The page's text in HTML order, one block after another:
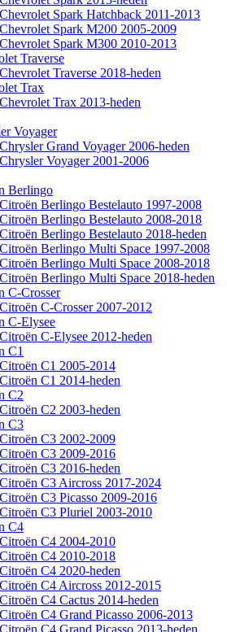
Chevrolet Spark Hatchback 2011-2013
Chevrolet Spark M200 2005-2009
Chevrolet Spark M300 2010-2013
Traverse
Chevrolet Traverse 2018-heden
Trax
Chevrolet Trax 2013-heden
Voyager
Chrysler Grand Voyager 2006-heden
Chrysler Voyager 2001-2006
Berlingo
Citroën Berlingo Bestelauto 1997-2008
Citroën Berlingo Bestelauto 2008-2018
Citroën Berlingo Bestelauto 2018-heden
Citroën Berlingo Multi Space 1997-2008
Citroën Berlingo Multi Space 2008-2018
Citroën Berlingo Multi Space 2018-heden
C-Crosser
Citroën C-Crosser 2007-2012
C-Elysee
Citroën C-Elysee 2012-heden
C1
Citroën C1 2005-2014
Citroën C1 2014-heden
C2
Citroën C2 2003-heden
C3
Citroën C3 2002-2009
Citroën C3 2009-2016
Citroën C3 2016-heden
Citroën C3 Aircross 2017-2024
Citroën C3 Picasso 2009-2016
Citroën C3 Pluriel 2003-2010
C4
Citroën C4 2004-2010
Citroën C4 2010-2018
Citroën C4 2020-heden
Citroën C4 Aircross 2012-2015
Citroën C4 Cactus 2014-heden
Citroën C4 Grand Picasso 2006-2013